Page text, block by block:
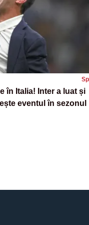
în Italia! Inter a luat și
eventul în sezonul